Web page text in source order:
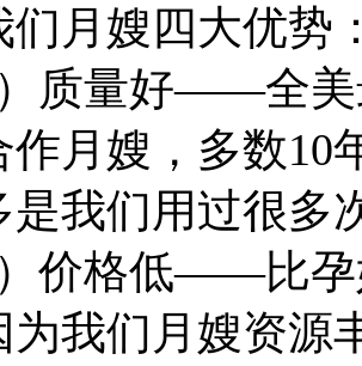
们月嫂四大优势
质量好——全美
作月嫂，多数10
是我们用过很多
价格低——比孕
为我们月嫂资源